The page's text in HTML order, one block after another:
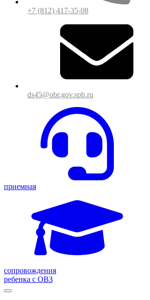
+7 (812) 417-35-08
ds45@obr.gov.spb.ru
приемная
сопровождения
ребенка с ОВЗ